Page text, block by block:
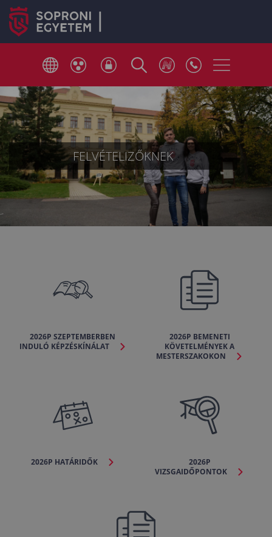
FELVÉTELIZŐKNEK
2026P SZEPTEMBERBEN
INDULÓ KÉPZÉSKÍNÁLAT
2026P BEMENETI
KÖVETELMÉNYEK A
MESTERSZAKOKON
2026P HATÁRIDŐK
2026P
VIZSGAIDŐPONTOK